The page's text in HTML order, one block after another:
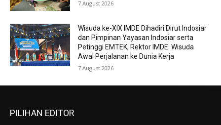
7 August 2026
Wisuda ke-XIX IMDE Dihadiri Dirut Indosiar
dan Pimpinan Yayasan Indosiar serta
Petinggi EMTEK, Rektor IMDE: Wisuda
Awal Perjalanan ke Dunia Kerja
7 August 2026
PILIHAN EDITOR